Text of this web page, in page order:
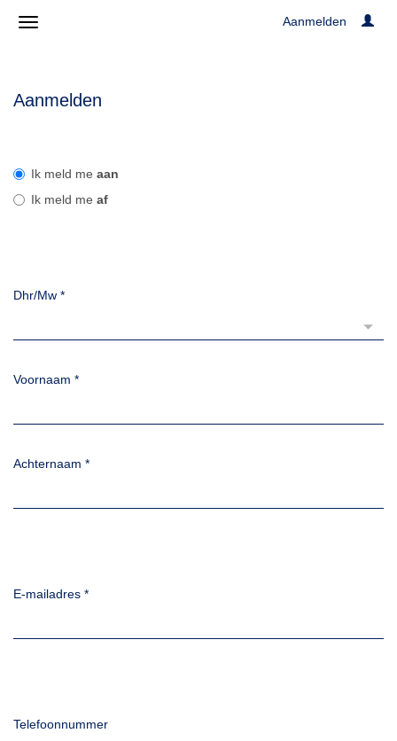
Aanmelden
Aanmelden
Ik meld me aan
Ik meld me af
Dhr/Mw *
Voornaam *
Achternaam *
E-mailadres *
Telefoonnummer